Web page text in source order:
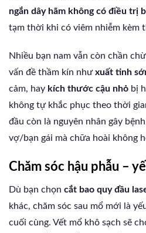
ngắn dây hãm không có điều trị
tạm thời khi có viêm nhiễm kèm
Nhiều bạn nam vẫn còn chần
vấn đề thầm kín nhưxuất tinh
cảm, hay kích thước cậu nhỏ bị
không tự khắc phục theo thời
đầu còn là nguyên nhân gây
vợ/bạn gái mà chữa hoài không
Chăm sóc hậu phẫu –
Dù bạn chọn cắt bao quy đầu
khác, chăm sóc sau mổ mới là
cuối cùng. Vết mổ khô sạch sẽ